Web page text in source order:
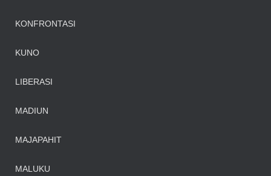
KONFRONTASI
KUNO
LIBERASI
MADIUN
MAJAPAHIT
MALUKU